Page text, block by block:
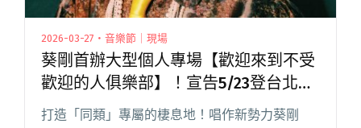
2026-03-27・音樂節｜現場
葵剛首辦大型個人專場【歡迎來到不受
歡迎的人俱樂部】！宣告5/23登台北
Legacy開唱
打造「同類」專屬的棲息地！唱作新勢力葵剛